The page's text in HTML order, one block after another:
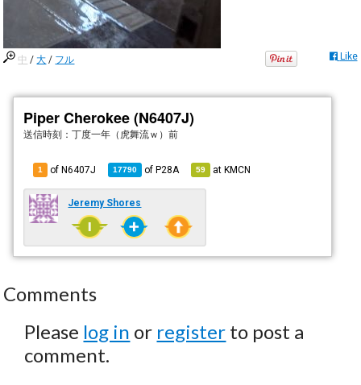
中 /大 / フル Like
Piper Cherokee (N6407J)
送信時刻：丁度一年（虎舞流ｗ）前
1 of N6407J 17790 ofP28A 59 atKMCN
Jeremy Shores
Comments
Please log in or register to post a
comment.